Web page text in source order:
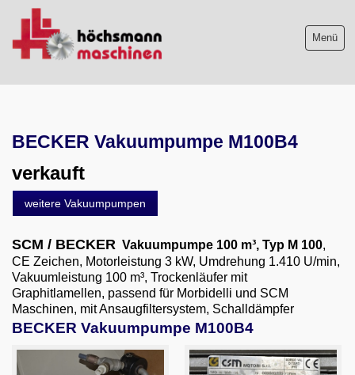
Menü
Maschinenankauf
Shop
Videos
Service
Wir über uns
06103-9744-0
Email
BECKER Vakuumpumpe M100B4
verkauft
weitere Vakuumpumpen
SCM / BECKER Vakuumpumpe 100 m³, Typ M 100,
CE Zeichen, Motorleistung 3 kW, Umdrehung 1.410 U/min,
Vakuumleistung 100 m³, Trockenläufer mit
Graphitlamellen, passend für Morbidelli und SCM
Maschinen, mit Ansaugfiltersystem, Schalldämpfer
BECKER Vakuumpumpe M100B4